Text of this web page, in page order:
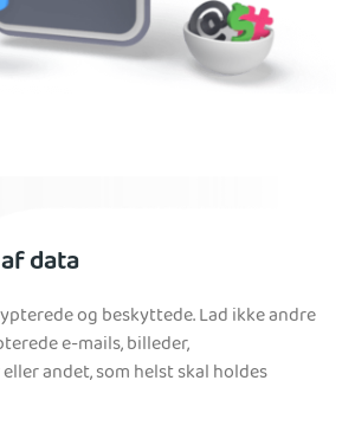
af data
og beskyttede. Lad ikke andre
e-mails, billeder,
andet, som helst skal holdes